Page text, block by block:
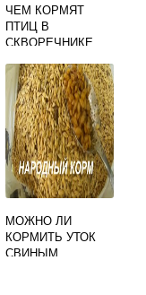
ЧЕМ КОРМЯТ
ПТИЦ В
СКВОРЕЧНИКЕ
МОЖНО ЛИ
КОРМИТЬ УТОК
СВИНЫМ